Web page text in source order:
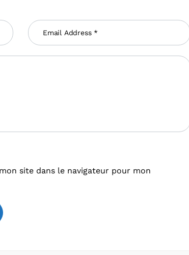
site dans le navigateur pour mon